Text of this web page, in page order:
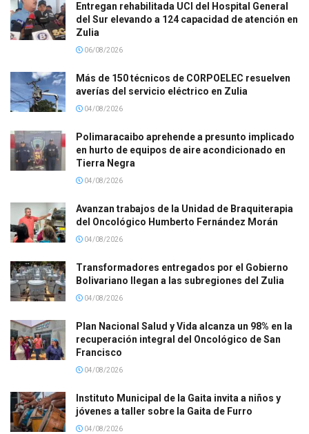
Entregan rehabilitada UCI del Hospital General
del Sur elevando a 124 capacidad de atención en
Zulia
06/08/2026
Más de 150 técnicos de CORPOELEC resuelven
averías del servicio eléctrico en Zulia
04/08/2026
Polimaracaibo aprehende a presunto implicado
en hurto de equipos de aire acondicionado en
Tierra Negra
04/08/2026
Avanzan trabajos de la Unidad de Braquiterapia
del Oncológico Humberto Fernández Morán
04/08/2026
Transformadores entregados por el Gobierno
Bolivariano llegan a las subregiones del Zulia
04/08/2026
Plan Nacional Salud y Vida alcanza un 98% en la
recuperación integral del Oncológico de San
Francisco
04/08/2026
Instituto Municipal de la Gaita invita a niños y
jóvenes a taller sobre la Gaita de Furro
04/08/2026